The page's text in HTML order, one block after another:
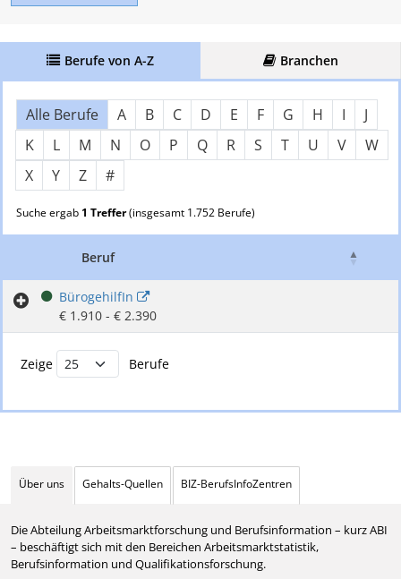
Berufe von A-Z Branchen
Über Buchstaben springen Nach Anfangsbuchstaben filtern
Alle Berufe A B C D E F G H I
J
K
L M N O P Q R S T U V
W
X
Y Z #
Suche ergab 1 Treffer(insgesamt 1.752 Berufe)
Beruf
BürogehilfIn
€ 1.910 - € 2.390
Zeige Berufe
Über uns Gehalts-Quellen BIZ-BerufsInfoZentren
Die Abteilung Arbeitsmarktforschung und Berufsinformation – kurz ABI
– beschäftigt sich mit den Bereichen Arbeitsmarktstatistik,
Berufsinformation und Qualifikationsforschung.